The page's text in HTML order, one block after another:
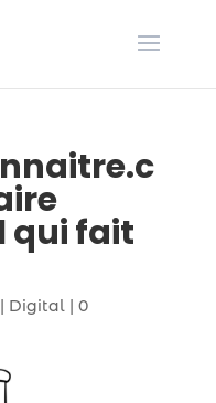
qui fait
Digital| 0